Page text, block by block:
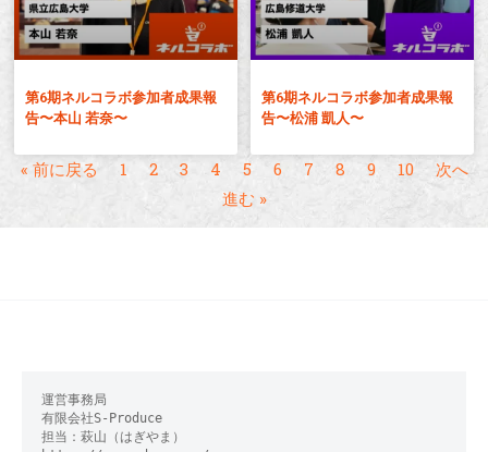
第6期ネルコラボ参加者成果報
告〜本山 若奈〜
第6期ネルコラボ参加者成果報
告〜松浦 凱人〜
« 前に戻る 1 2 3 4 5 6 7 8 9 10
次へ
進む »
運営事務局
有限会社S-Produce